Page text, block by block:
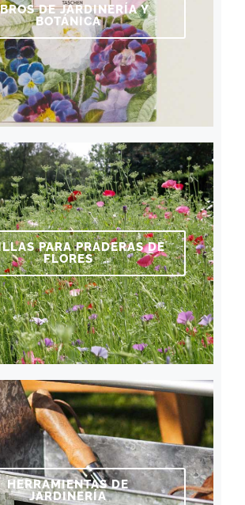
DE JARDINERÍA Y
BOTÁNICA
PARA PRADERAS DE
FLORES
HERRAMIENTAS DE
JARDINERÍA